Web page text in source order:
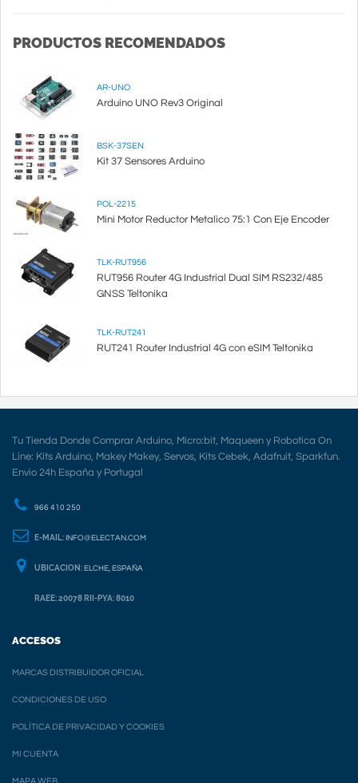
PRODUCTOS RECOMENDADOS
AR-UNO
Arduino UNO Rev3 Original
BSK-37SEN
Kit 37 Sensores Arduino
POL-2215
Mini Motor Reductor Metalico 75:1 Con Eje Encoder
TLK-RUT956
RUT956 Router 4G Industrial Dual SIM RS232/485
GNSS Teltonika
TLK-RUT241
RUT241 Router Industrial 4G con eSIM Teltonika
Tu Tienda Donde Comprar Arduino, Micro:bit, Maqueen y Robotica On
Line: Kits Arduino, Makey Makey, Servos, Kits Cebek, Adafruit, Sparkfun.
Envio 24h España y Portugal
966 410 250
E-MAIL: INFO@ELECTAN.COM
UBICACION: ELCHE, ESPAÑA
RAEE: 20078 RII-PYA: 8010
ACCESOS
MARCAS DISTRIBUIDOR OFICIAL
CONDICIONES DE USO
POLÍTICA DE PRIVACIDAD Y COOKIES
MI CUENTA
MAPA WEB